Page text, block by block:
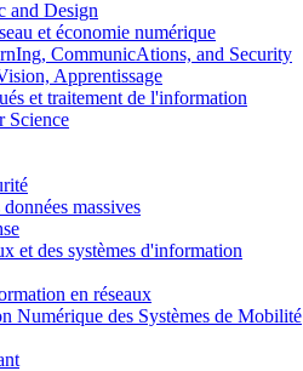
and Design
et économie numérique
CommunicAtions, and Security
Apprentissage
et traitement de l'information
Science
massives
et des systèmes d'information
en réseaux
Numérique des Systèmes de Mobilité